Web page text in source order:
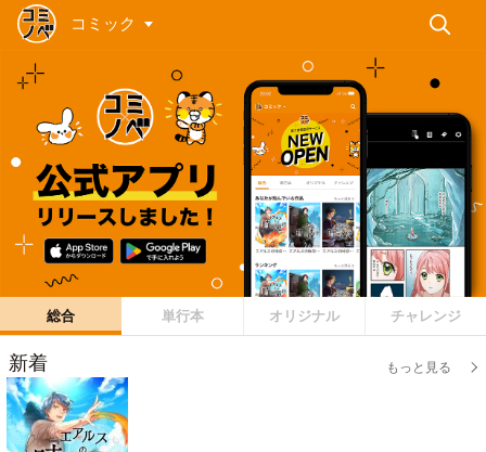
コミック
総合 単行本 オリジナル チャレンジ
新着 もっと見る